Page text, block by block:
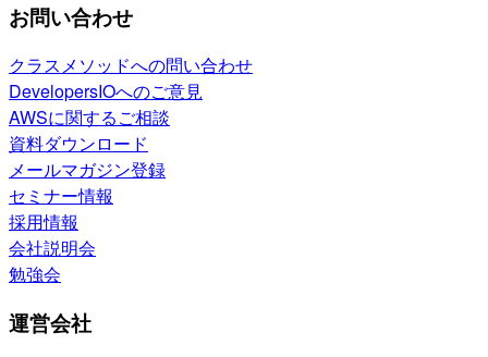
お問い合わせ
クラスメソッドへの問い合わせ
DevelopersIOへのご意見
AWSに関するご相談
資料ダウンロード
メールマガジン登録
セミナー情報
採用情報
会社説明会
勉強会
運営会社